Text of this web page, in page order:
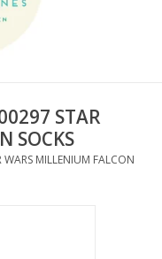
STAR
SOCKS
WARS MILLENIUM FALCON